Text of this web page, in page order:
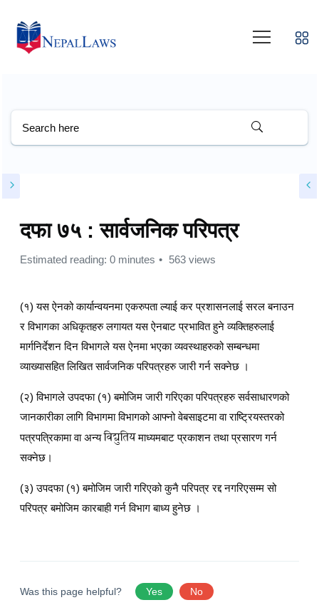
दफा ७५ : सार्वजनिक परिपत्र
Estimated reading: 0 minutes 563 views
(१) यस ऐनको कार्यान्वयनमा एकरुपता ल्याई कर प्रशासनलाई सरल बनाउन
र विभागका अधिकृतहरु लगायत यस ऐनबाट प्रभावित हुने व्यक्तिहरुलाई
मार्गनिर्देशन दिन विभागले यस ऐनमा भएका व्यवस्थाहरुको सम्बन्धमा
व्याख्यासहित लिखित सार्वजनिक परिपत्रहरु जारी गर्न सक्नेछ ।
(२) विभागले उपदफा (१) बमोजिम जारी गरिएका परिपत्रहरु सर्वसाधारणको
जानकारीका लागि विभागमा विभागको आफ्नो वेबसाइटमा वा राष्ट्रियस्तरको
पत्रपत्रिकामा वा अन्यविद्युतियमाध्यमबाट प्रकाशन तथा प्रसारण गर्न
सक्नेछ।
(३) उपदफा (१) बमोजिम जारी गरिएको कुनै परिपत्र रद्द नगरिएसम्म सो
परिपत्र बमोजिम कारबाही गर्न विभाग बाध्य हुनेछ ।
Was this page helpful? Yes No